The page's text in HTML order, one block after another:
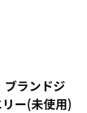
ランドジ
ー(未使用)